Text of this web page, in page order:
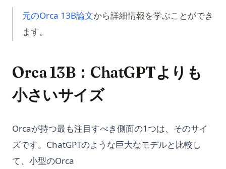
元のOrca 13B論文(opens in a new tab)
から詳細情報を学ぶことができ
ます。
Orca 13B：ChatGPTよりも
小さいサイズ
Orcaが持つ最も注目すべき側面の1つは、そのサイ
ズです。ChatGPTのような巨大なモデルと比較し
て、小型のOrca